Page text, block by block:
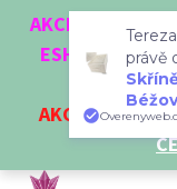
AKCE 3 + 1
ESHOPU A
AKCENA
Zpět
Zpět
p
právě